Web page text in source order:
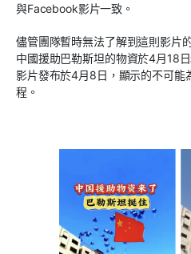
與Facebook影片一致。
儘管團隊暫時無法了解到這則影片
中國援助巴勒斯坦的物資於4月18
影片發布於4月8日，顯示的不可能
程。